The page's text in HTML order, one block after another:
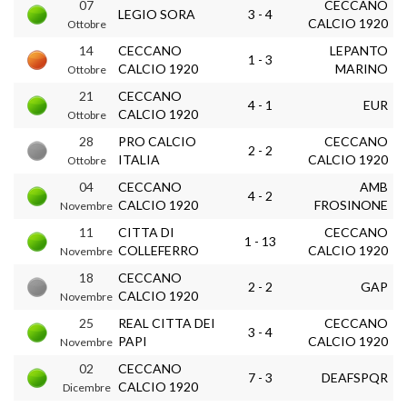
07
Ottobre
LEGIO SORA 3 - 4
CECCANO
CALCIO 1920
14
Ottobre
CECCANO
CALCIO 1920
1 - 3
LEPANTO
MARINO
21
Ottobre
CECCANO
CALCIO 1920
4 - 1 EUR
28
Ottobre
PRO CALCIO
ITALIA
2 - 2
CECCANO
CALCIO 1920
04
Novembre
CECCANO
CALCIO 1920
4 - 2
AMB
FROSINONE
11
Novembre
CITTA DI
COLLEFERRO
1 - 13
CECCANO
CALCIO 1920
18
Novembre
CECCANO
CALCIO 1920
2 - 2 GAP
25
Novembre
REAL CITTA DEI
PAPI
3 - 4
CECCANO
CALCIO 1920
02
Dicembre
CECCANO
CALCIO 1920
7 - 3 DEAFSPQR